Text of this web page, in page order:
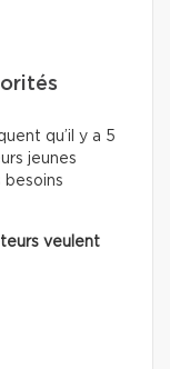
qu’il y a 5
jeunes
besoins
veulent